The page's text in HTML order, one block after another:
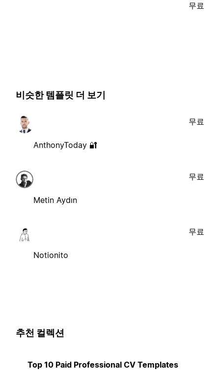
무료
비슷한 템플릿 더 보기
AnthonyToday 🔐
무료
Metin Aydın
무료
Notionito
무료
추천 컬렉션
Top 10 Paid Professional CV Templates